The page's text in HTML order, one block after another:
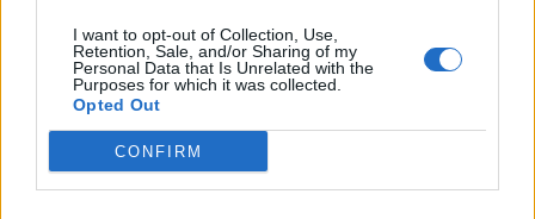
I want to opt-out of Collection, Use,
Retention, Sale, and/or Sharing of my
Personal Data that Is Unrelated with the
Purposes for which it was collected.
Opted Out
CONFIRM
dal creatore, i nuovi episodi rovinano già
alcuni colpi di scena, in primis il fatto che
Darth Vader è il padre di Luke (lo scopriamo
infondo solo alla fine del V episodio) oppure